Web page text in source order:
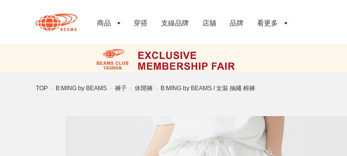
商品 穿搭 支線品牌 店舖 品牌 看更多
TOP > B:MING by BEAMS > 褲子 > 休閒褲 > B:MING by BEAMS / 女裝 抽繩 棉褲